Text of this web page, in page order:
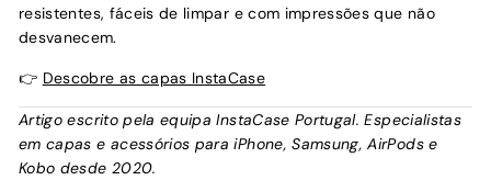
resistentes, fáceis de limpar e com impressões que não
desvanecem.
👉 Descobre as capas InstaCase
Artigo escrito pela equipa InstaCase Portugal. Especialistas
em capas e acessórios para iPhone, Samsung, AirPods e
Kobo desde 2020.